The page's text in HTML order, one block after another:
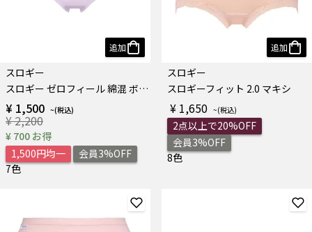
追加
スロギー
スロギー ゼロフィール 綿混 ボーイズレングス
¥ 1,500
¥ 2,200
¥ 700 お得
1,500円均一
会員3%OFF
7色
追加
スロギー
スロギーフィット 2.0 マキシ
¥ 1,650
2点以上で20%OFF
会員3%OFF
8色